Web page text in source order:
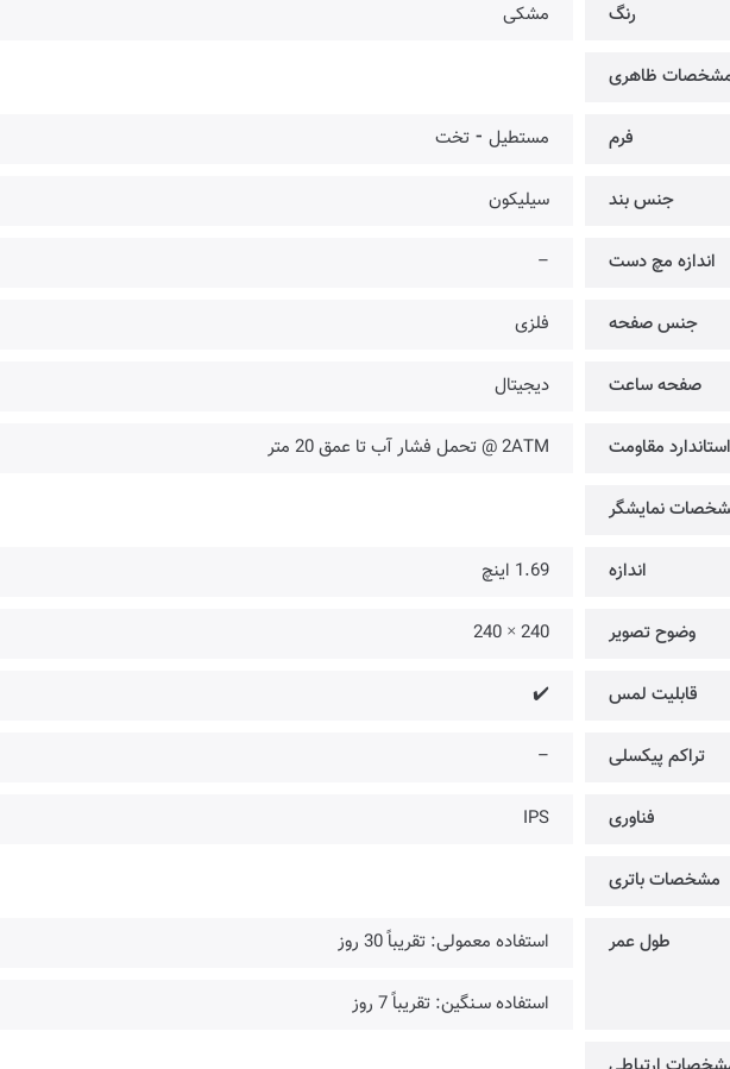
رنگ مشکی
ظاهری
فرم مستطیل ⁃ تخت
جنس بند سیلیکون
اندازه مچ دست –
جنس صفحه فلزی
صفحه ساعت دیجیتال
استاندارد مقاومت 2ATM @ تحمل فشار آب تا عمق 20 متر
نمایشگر
اندازه 1.69 اینچ
وضوح تصویر 240 × 240
قابلیت لمس ✔️
تراکم پیکسلی –
فناوری IPS
مشخصات باتری
طول عمر استفاده معمولی: تقریباً 30 روز
استفاده سـنگین: تقریباً 7 روز